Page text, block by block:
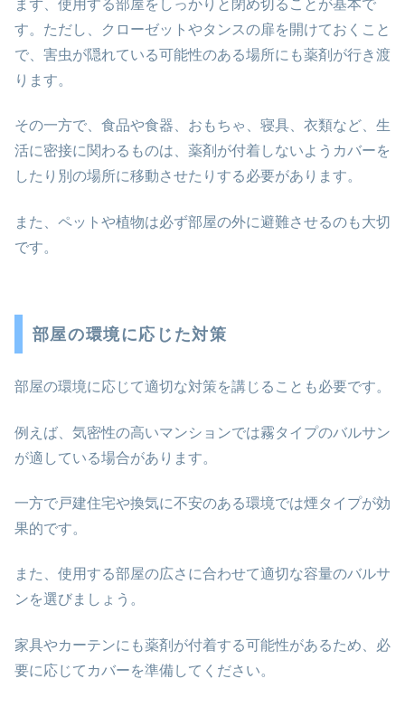
まず、使用する部屋をしっかりと閉め切ることが基本で
す。ただし、クローゼットやタンスの扉を開けておくこと
で、害虫が隠れている可能性のある場所にも薬剤が行き渡
ります。
その一方で、食品や食器、おもちゃ、寝具、衣類など、生
活に密接に関わるものは、薬剤が付着しないようカバーを
したり別の場所に移動させたりする必要があります。
また、ペットや植物は必ず部屋の外に避難させるのも大切
です。
部屋の環境に応じた対策
部屋の環境に応じて適切な対策を講じることも必要です。
例えば、気密性の高いマンションでは霧タイプのバルサン
が適している場合があります。
一方で戸建住宅や換気に不安のある環境では煙タイプが効
果的です。
また、使用する部屋の広さに合わせて適切な容量のバルサ
ンを選びましょう。
家具やカーテンにも薬剤が付着する可能性があるため、必
要に応じてカバーを準備してください。